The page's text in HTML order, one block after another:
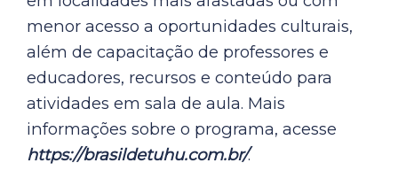
menor acesso a oportunidades culturais,
além de capacitação de professores e
educadores, recursos e conteúdo para
atividades em sala de aula. Mais
informações sobre o programa, acesse
https://brasildetuhu.com.br/.